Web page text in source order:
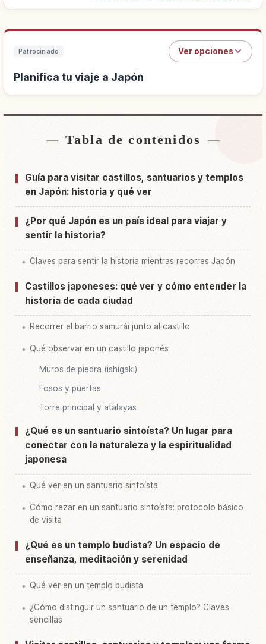
Patrocinado Ver opciones
Planifica tu viaje a Japón
Buscar alojamiento cerca de Japón ↗
Buscar experiencias en Japón ↗
Tabla de contenidos
Guía para visitar castillos, santuarios y templos
en Japón: historia y qué ver
¿Por qué Japón es un país ideal para viajar y
sentir la historia?
Claves para sentir la historia mientras recorres Japón
Castillos japoneses: qué ver y cómo entender la
historia de cada ciudad
Recorrer el barrio samurái junto al castillo
Qué observar en un castillo japonés
Muros de piedra (ishigaki)
Fosos y puertas
Torre principal y atalayas
¿Qué es un santuario sintoísta? Un lugar para
conectar con la naturaleza y la espiritualidad
japonesa
Qué ver en un santuario sintoísta
Cómo rezar en un santuario sintoísta: protocolo básico
de visita
¿Qué es un templo budista? Un espacio de
enseñanza, meditación y serenidad
Qué ver en un templo budista
¿Cómo distinguir un santuario de un templo? Claves
sencillas